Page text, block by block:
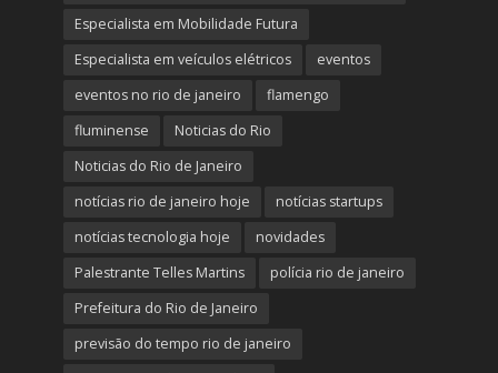
Especialista em Mobilidade Futura
Especialista em veículos elétricos
eventos
eventos no rio de janeiro
flamengo
fluminense
Noticias do Rio
Noticias do Rio de Janeiro
notícias rio de janeiro hoje
notícias startups
notícias tecnologia hoje
novidades
Palestrante Telles Martins
polícia rio de janeiro
Prefeitura do Rio de Janeiro
previsão do tempo rio de janeiro